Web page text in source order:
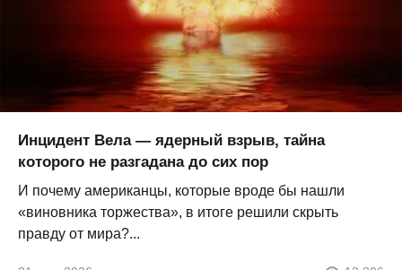
Инцидент Вела — ядерный взрыв, тайна
которого не разгадана до сих пор
И почему американцы, которые вроде бы нашли
«виновника торжества», в итоге решили скрыть
правду от мира?...